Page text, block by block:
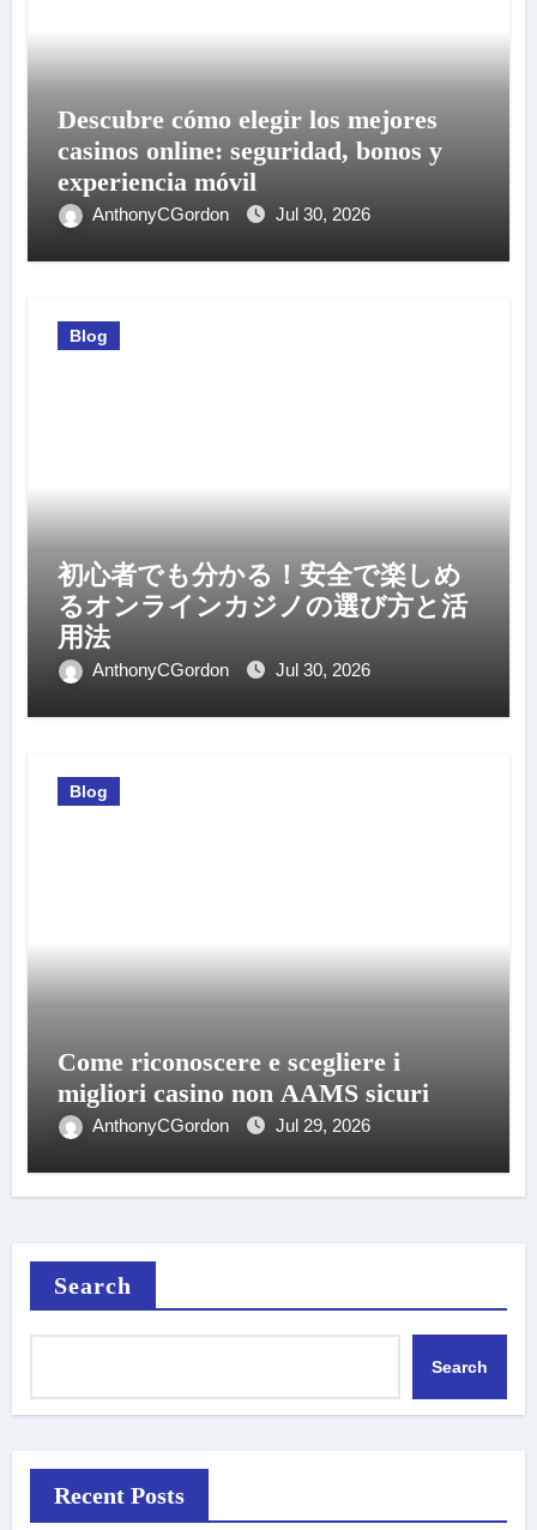
Descubre cómo elegir los mejores
casinos online: seguridad, bonos y
experiencia móvil
AnthonyCGordon Jul 30, 2026
Blog
初心者でも分かる！安全で楽しめ
るオンラインカジノの選び方と活
用法
AnthonyCGordon Jul 30, 2026
Blog
Come riconoscere e scegliere i
migliori casino non AAMS sicuri
AnthonyCGordon Jul 29, 2026
Search
Search
Recent Posts